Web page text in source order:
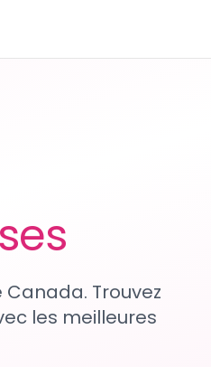
Canada. Trouvez
les meilleures